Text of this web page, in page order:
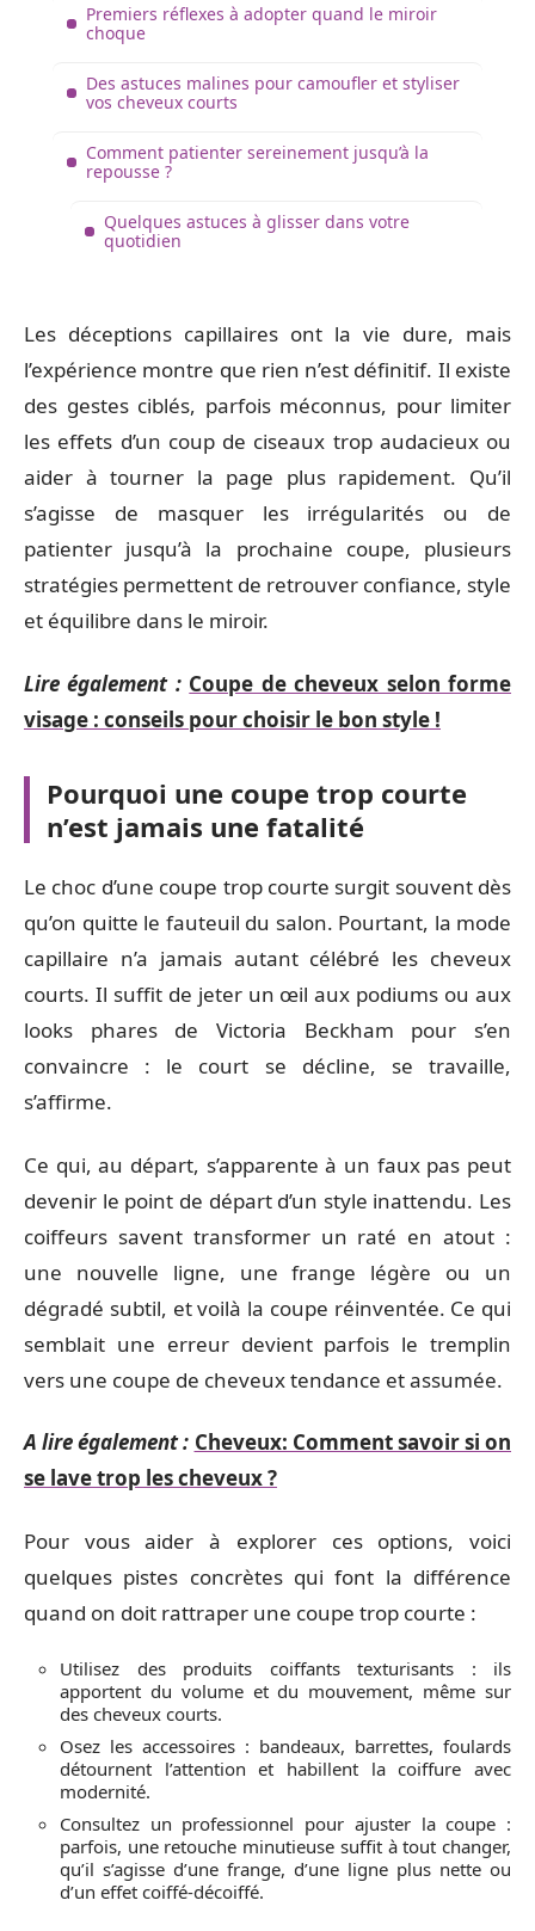
Premiers réflexes à adopter quand le miroir
choque
Des astuces malines pour camoufler et styliser
vos cheveux courts
Comment patienter sereinement jusqu’à la
repousse ?
Quelques astuces à glisser dans votre
quotidien
Les déceptions capillaires ont la vie dure, mais
l’expérience montre que rien n’est définitif. Il existe
des gestes ciblés, parfois méconnus, pour limiter
les effets d’un coup de ciseaux trop audacieux ou
aider à tourner la page plus rapidement. Qu’il
s’agisse de masquer les irrégularités ou de
patienter jusqu’à la prochaine coupe, plusieurs
stratégies permettent de retrouver confiance, style
et équilibre dans le miroir.
Lire également : Coupe de cheveux selon forme
visage : conseils pour choisir le bon style !
Pourquoi une coupe trop courte
n’est jamais une fatalité
Le choc d’une coupe trop courte surgit souvent dès
qu’on quitte le fauteuil du salon. Pourtant, la mode
capillaire n’a jamais autant célébré les cheveux
courts. Il suffit de jeter un œil aux podiums ou aux
looks phares de Victoria Beckham pour s’en
convaincre : le court se décline, se travaille,
s’affirme.
Ce qui, au départ, s’apparente à un faux pas peut
devenir le point de départ d’un style inattendu. Les
coiffeurs savent transformer un raté en atout :
une nouvelle ligne, une frange légère ou un
dégradé subtil, et voilà la coupe réinventée. Ce qui
semblait une erreur devient parfois le tremplin
vers une coupe de cheveux tendance et assumée.
A lire également : Cheveux: Comment savoir si on
se lave trop les cheveux ?
Pour vous aider à explorer ces options, voici
quelques pistes concrètes qui font la différence
quand on doit rattraper une coupe trop courte :
Utilisez des produits coiffants texturisants : ils
apportent du volume et du mouvement, même sur
des cheveux courts.
Osez les accessoires : bandeaux, barrettes, foulards
détournent l’attention et habillent la coiffure avec
modernité.
Consultez un professionnel pour ajuster la coupe :
parfois, une retouche minutieuse suffit à tout changer,
qu’il s’agisse d’une frange, d’une ligne plus nette ou
d’un effet coiffé-décoiffé.